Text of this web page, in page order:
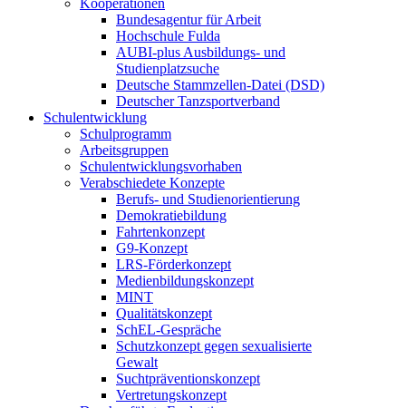
Kooperationen
Bundesagentur für Arbeit
Hochschule Fulda
AUBI-plus Ausbildungs- und
Studienplatzsuche
Deutsche Stammzellen-Datei (DSD)
Deutscher Tanzsportverband
Schulentwicklung
Schulprogramm
Arbeitsgruppen
Schulentwicklungsvorhaben
Verabschiedete Konzepte
Berufs- und Studienorientierung
Demokratiebildung
Fahrtenkonzept
G9-Konzept
LRS-Förderkonzept
Medienbildungskonzept
MINT
Qualitätskonzept
SchEL-Gespräche
Schutzkonzept gegen sexualisierte
Gewalt
Suchtpräventionskonzept
Vertretungskonzept